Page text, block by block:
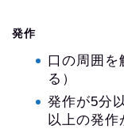
発作
口の周囲
る）
発作が5分
以上の発作